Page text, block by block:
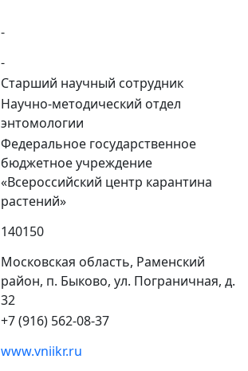
-
-
Старший научный сотрудник
Научно-методический отдел
энтомологии
Федеральное государственное
бюджетное учреждение
«Всероссийский центр карантина
растений»
140150
Московская область, Раменский
район, п. Быково, ул. Пограничная, д.
32
+7 (916) 562-08-37
www.vniikr.ru